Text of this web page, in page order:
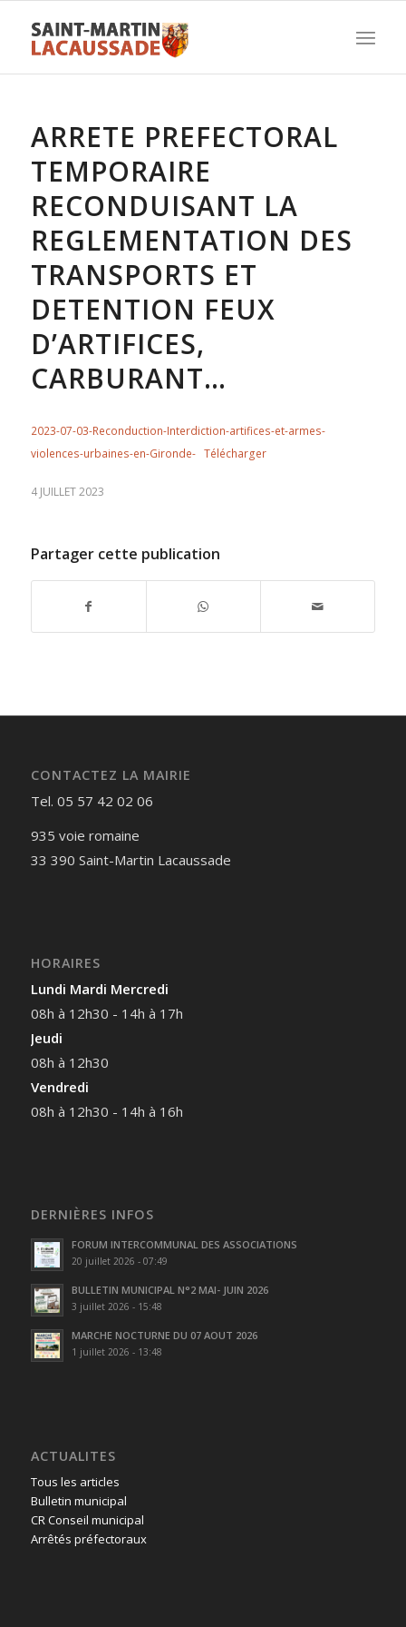
ARRETE PREFECTORAL
TEMPORAIRE
RECONDUISANT LA
REGLEMENTATION DES
TRANSPORTS ET
DETENTION FEUX
D’ARTIFICES,
CARBURANT…
2023-07-03-Reconduction-Interdiction-artifices-et-armes-
violences-urbaines-en-Gironde- Télécharger
4 JUILLET 2023
Partager cette publication
CONTACTEZ LA MAIRIE
Tel. 05 57 42 02 06
935 voie romaine
33 390 Saint-Martin Lacaussade
HORAIRES
Lundi Mardi Mercredi
08h à 12h30 - 14h à 17h
Jeudi
08h à 12h30
Vendredi
08h à 12h30 - 14h à 16h
DERNIÈRES INFOS
FORUM INTERCOMMUNAL DES ASSOCIATIONS
20 juillet 2026 - 07:49
BULLETIN MUNICIPAL N°2 MAI- JUIN 2026
3 juillet 2026 - 15:48
MARCHE NOCTURNE DU 07 AOUT 2026
1 juillet 2026 - 13:48
ACTUALITES
Tous les articles
Bulletin municipal
CR Conseil municipal
Arrêtés préfectoraux